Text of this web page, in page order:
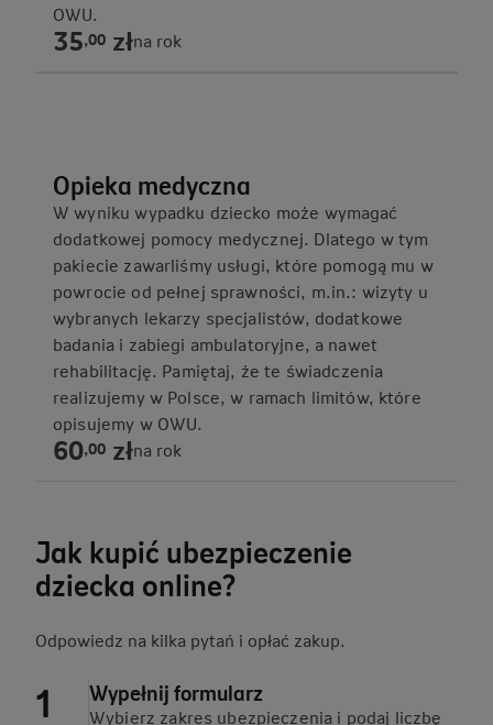
OWU.
35,00 złna rok
Opieka medyczna
W wyniku wypadku dziecko może wymagać
dodatkowej pomocy medycznej. Dlatego w tym
pakiecie zawarliśmy usługi, które pomogą mu w
powrocie od pełnej sprawności, m.in.: wizyty u
wybranych lekarzy specjalistów, dodatkowe
badania i zabiegi ambulatoryjne, a nawet
rehabilitację. Pamiętaj, że te świadczenia
realizujemy w Polsce, w ramach limitów, które
opisujemy w OWU.
60,00 złna rok
Jak kupić ubezpieczenie
dziecka online?
Odpowiedz na kilka pytań i opłać zakup.
Wypełnij formularz
Wybierz zakres ubezpieczenia i podaj liczbę